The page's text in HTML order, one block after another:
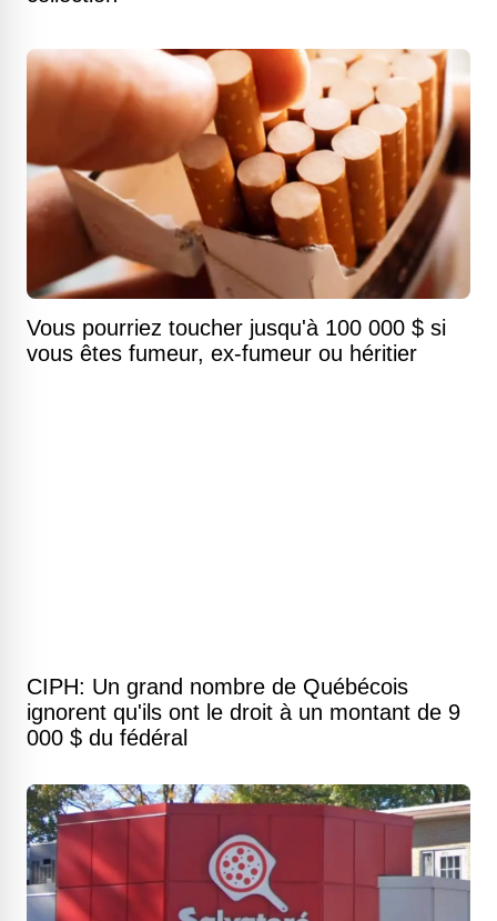
Vous pourriez toucher jusqu'à 100 000 $ si
vous êtes fumeur, ex-fumeur ou héritier
CIPH: Un grand nombre de Québécois
ignorent qu'ils ont le droit à un montant de 9
000 $ du fédéral